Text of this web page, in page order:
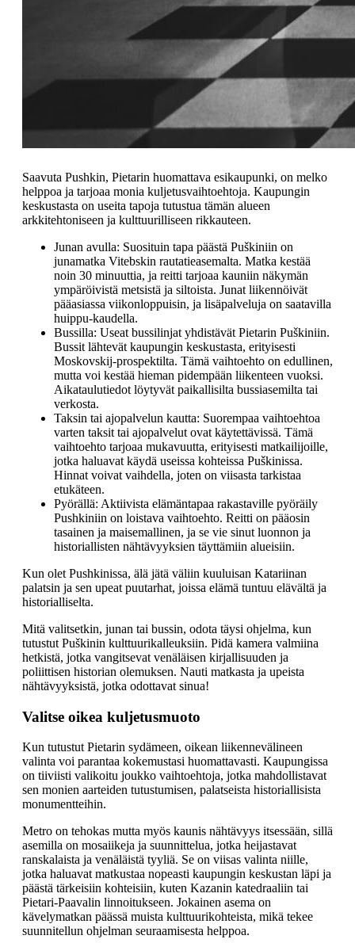
Saavuta Pushkin, Pietarin huomattava esikaupunki, on melko
helppoa ja tarjoaa monia kuljetusvaihtoehtoja. Kaupungin
keskustasta on useita tapoja tutustua tämän alueen
arkkitehtoniseen ja kulttuurilliseen rikkauteen.
Junan avulla: Suosituin tapa päästä Puškiniin on
junamatka Vitebskin rautatieasemalta. Matka kestää
noin 30 minuuttia, ja reitti tarjoaa kauniin näkymän
ympäröivistä metsistä ja siltoista. Junat liikennöivät
pääasiassa viikonloppuisin, ja lisäpalveluja on saatavilla
huippu-kaudella.
Bussilla: Useat bussilinjat yhdistävät Pietarin Puškiniin.
Bussit lähtevät kaupungin keskustasta, erityisesti
Moskovskij-prospektilta. Tämä vaihtoehto on edullinen,
mutta voi kestää hieman pidempään liikenteen vuoksi.
Aikataulutiedot löytyvät paikallisilta bussiasemilta tai
verkosta.
Taksin tai ajopalvelun kautta: Suorempaa vaihtoehtoa
varten taksit tai ajopalvelut ovat käytettävissä. Tämä
vaihtoehto tarjoaa mukavuutta, erityisesti matkailijoille,
jotka haluavat käydä useissa kohteissa Puškinissa.
Hinnat voivat vaihdella, joten on viisasta tarkistaa
etukäteen.
Pyörällä: Aktiivista elämäntapaa rakastaville pyöräily
Pushkiniin on loistava vaihtoehto. Reitti on pääosin
tasainen ja maisemallinen, ja se vie sinut luonnon ja
historiallisten nähtävyyksien täyttämiin alueisiin.
Kun olet Pushkinissa, älä jätä väliin kuuluisan Katariinan
palatsin ja sen upeat puutarhat, joissa elämä tuntuu elävältä ja
historialliselta.
Mitä valitsetkin, junan tai bussin, odota täysi ohjelma, kun
tutustut Puškinin kulttuurikalleuksiin. Pidä kamera valmiina
hetkistä, jotka vangitsevat venäläisen kirjallisuuden ja
poliittisen historian olemuksen. Nauti matkasta ja upeista
nähtävyyksistä, jotka odottavat sinua!
Valitse oikea kuljetusmuoto
Kun tutustut Pietarin sydämeen, oikean liikennevälineen
valinta voi parantaa kokemustasi huomattavasti. Kaupungissa
on tiiviisti valikoitu joukko vaihtoehtoja, jotka mahdollistavat
sen monien aarteiden tutustumisen, palatseista historiallisista
monumentteihin.
Metro on tehokas mutta myös kaunis nähtävyys itsessään, sillä
asemilla on mosaiikeja ja suunnittelua, jotka heijastavat
ranskalaista ja venäläistä tyyliä. Se on viisas valinta niille,
jotka haluavat matkustaa nopeasti kaupungin keskustan läpi ja
päästä tärkeisiin kohteisiin, kuten Kazanin katedraaliin tai
Pietari-Paavalin linnoitukseen. Jokainen asema on
kävelymatkan päässä muista kulttuurikohteista, mikä tekee
suunnitellun ohjelman seuraamisesta helppoa.